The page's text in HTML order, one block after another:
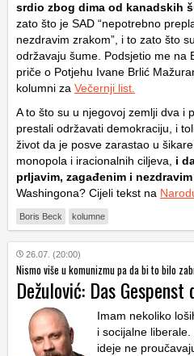
srdio zbog dima od kanadskih
zato što je SAD “nepotrebno
nezdravim zrakom”, i to zato što
održavaju šume. Podsjetio me na
priče o Potjehu Ivane Brlić
kolumni za Večernji list.
A to što su u njegovoj zemlji dva i
prestali održavati demokraciju, i
život da je posve zarastao u
monopola i iracionalnih ciljeva, i
prljavim, zagađenim i
Washingona? Cijeli tekst na
Boris Beck kolumne
26.07. (20:00)
Nismo više u komunizmu pa da bi to bilo
Dežulović: Das Gespenst
Imam nekoliko
i socijalne
ideje ne